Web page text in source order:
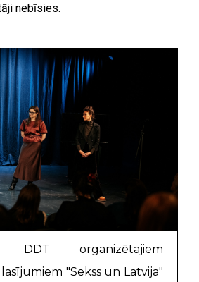
nebīsies.
organizētajiem
"Sekss un Latvija"